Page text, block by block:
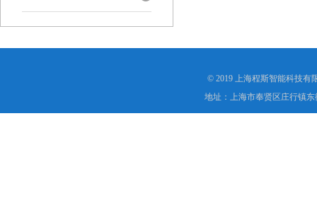
© 2019 上海程斯智能科技有
地址：上海市奉贤区庄行镇东